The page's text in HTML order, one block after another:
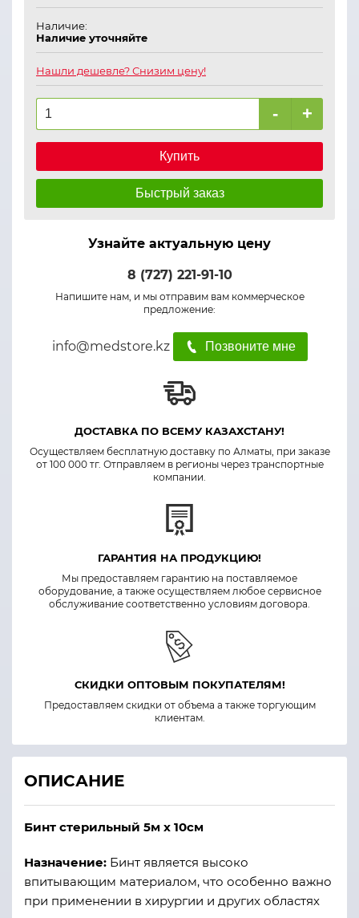
Наличие:
Наличие уточняйте
Нашли дешевле? Снизим цену!
- +
Купить
Быстрый заказ
Узнайте актуальную цену
8 (727) 221-91-10
Напишите нам, и мы отправим вам коммерческое
предложение:
info@medstore.kz Позвоните мне
ДОСТАВКА ПО ВСЕМУ КАЗАХСТАНУ!
Осуществляем бесплатную доставку по Алматы, при заказе
от 100 000 тг. Отправляем в регионы через транспортные
компании.
ГАРАНТИЯ НА ПРОДУКЦИЮ!
Мы предоставляем гарантию на поставляемое
оборудование, а также осуществляем любое сервисное
обслуживание соответственно условиям договора.
СКИДКИ ОПТОВЫМ ПОКУПАТЕЛЯМ!
Предоставляем скидки от объема а также торгующим
клиентам.
ОПИСАНИЕ
Бинт стерильный 5м х 10см
Назначение: Бинт является высоко
впитывающим материалом, что особенно важно
при применении в хирургии и других областях